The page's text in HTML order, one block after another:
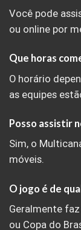
Você pode
ou online por
Que horas
O horário
as equipes
Posso assistir
Sim, o
móveis.
O jogo é de
Geralmente
ou Copa do